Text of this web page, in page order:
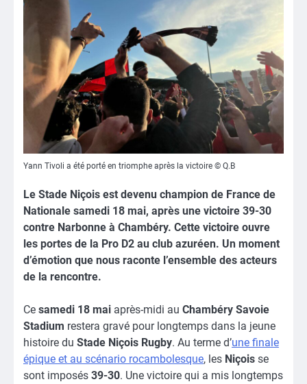
Yann Tivoli a été porté en triomphe après la victoire © Q.B
Le Stade Niçois est devenu champion de France de
Nationale samedi 18 mai, après une victoire 39-30
contre Narbonne à Chambéry. Cette victoire ouvre
les portes de la Pro D2 au club azuréen. Un moment
d’émotion que nous raconte l’ensemble des acteurs
de la rencontre.
Ce samedi 18 mai après-midi au Chambéry Savoie
Stadium restera gravé pour longtemps dans la jeune
histoire du Stade Niçois Rugby. Au terme d’une finale
épique et au scénario rocambolesque, les Niçois se
sont imposés 39-30. Une victoire qui a mis longtemps